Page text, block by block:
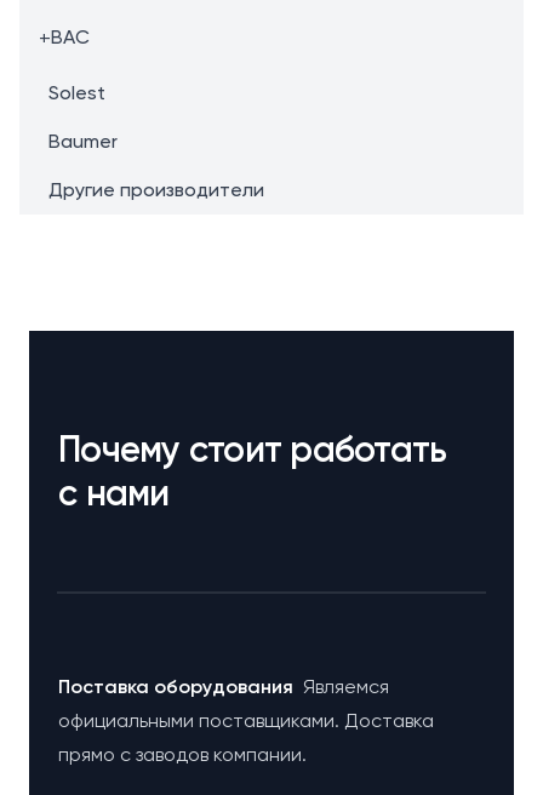
+BAC
Solest
Baumer
Другие производители
Почему стоит работать
с нами
Поставка оборудования Являемся
официальными поставщиками. Доставка
прямо с заводов компании.